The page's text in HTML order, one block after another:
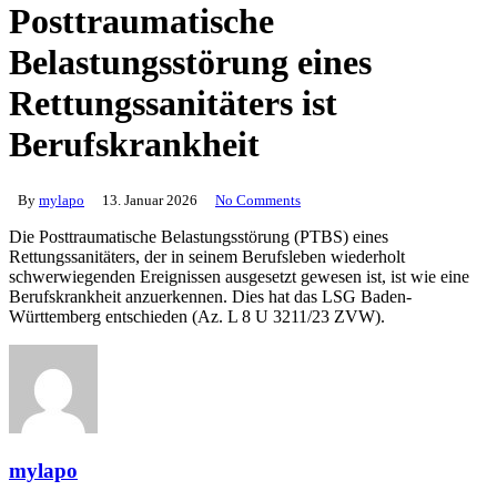
Posttraumatische
Belastungsstörung eines
Rettungssanitäters ist
Berufskrankheit
By mylapo 13. Januar 2026 No Comments
Die Posttraumatische Belastungsstörung (PTBS) eines
Rettungssanitäters, der in seinem Berufsleben wiederholt
schwerwiegenden Ereignissen ausgesetzt gewesen ist, ist wie eine
Berufskrankheit anzuerkennen. Dies hat das LSG Baden-
Württemberg entschieden (Az. L 8 U 3211/23 ZVW).
mylapo